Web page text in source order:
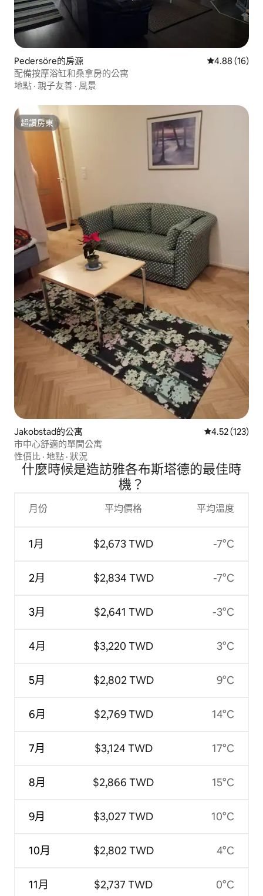
Pedersöre的房源 從 16 則評價
4.88 (16)
配備按摩浴缸和桑拿房的公寓
地點 · 親子友善 · 風景
超讚房東
超讚房東
Jakobstad的公寓 從 123 則評價
4.52 (123)
市中心舒適的單間公寓
性價比 · 地點 · 狀況
什麼時候是造訪雅各布斯塔德的最佳時
機？
月份
1月
2月
3月
4月
5月
6月
7月
8月
9月
10月
11月
平均價格
$2,673 TWD
$2,834 TWD
$2,641 TWD
$3,220 TWD
$2,802 TWD
$2,769 TWD
$3,124 TWD
$2,866 TWD
$3,027 TWD
$2,802 TWD
$2,737 TWD
平均溫度
-7°C
-7°C
-3°C
3°C
9°C
14°C
17°C
15°C
10°C
4°C
0°C